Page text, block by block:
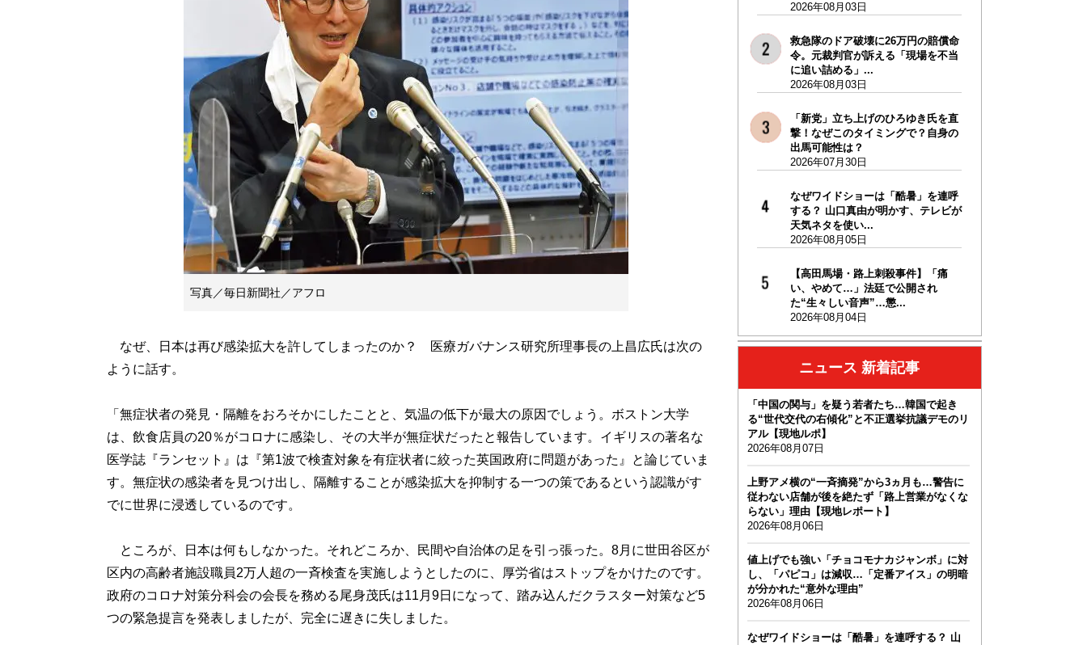
写真／毎日新聞社／アフロ
なぜ、日本は再び感染拡大を許してしまったのか？ 医療ガバナンス研究所理事長の上昌広氏は次の
ように話す。
「無症状者の発見・隔離をおろそかにしたことと、気温の低下が最大の原因でしょう。ボストン大学
は、飲食店員の20％がコロナに感染し、その大半が無症状だったと報告しています。イギリスの著名な
医学誌『ランセット』は『第1波で検査対象を有症状者に絞った英国政府に問題があった』と論じていま
す。無症状の感染者を見つけ出し、隔離することが感染拡大を抑制する一つの策であるという認識がす
でに世界に浸透しているのです。
ところが、日本は何もしなかった。それどころか、民間や自治体の足を引っ張った。8月に世田谷区が
区内の高齢者施設職員2万人超の一斉検査を実施しようとしたのに、厚労省はストップをかけたのです。
政府のコロナ対策分科会の会長を務める尾身茂氏は11月9日になって、踏み込んだクラスター対策など5
つの緊急提言を発表しましたが、完全に遅きに失しました。
2026年08月03日
救急隊のドア破壊に26万円の賠償命
令。元裁判官が訴える「現場を不当
に追い詰める」...
2026年08月03日
「新党」立ち上げのひろゆき氏を直
撃！なぜこのタイミングで？自身の
出馬可能性は？
2026年07月30日
なぜワイドショーは「酷暑」を連呼
する？ 山口真由が明かす、テレビが
天気ネタを使い...
2026年08月05日
【高田馬場・路上刺殺事件】「痛
い、やめて…」法廷で公開され
た“生々しい音声”…懲...
2026年08月04日
ニュース 新着記事
「中国の関与」を疑う若者たち…韓国で起き
る“世代交代の右傾化”と不正選挙抗議デモのリ
アル【現地ルポ】
2026年08月07日
上野アメ横の“一斉摘発”から3ヵ月も…警告に
従わない店舗が後を絶たず「路上営業がなくな
らない」理由【現地レポート】
2026年08月06日
値上げでも強い「チョコモナカジャンボ」に対
し、「パピコ」は減収…「定番アイス」の明暗
が分かれた“意外な理由”
2026年08月06日
なぜワイドショーは「酷暑」を連呼する？ 山